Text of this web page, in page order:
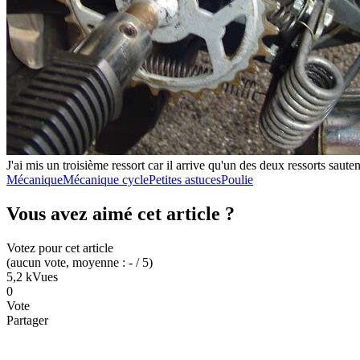
J'ai mis un troisième ressort car il arrive qu'un des deux ressorts
MécaniqueMécanique cyclePetites astucesPoulie
Vous avez aimé cet article ?
Votez pour cet article
(aucun vote, moyenne : - / 5)
5,2 kVues
0
Vote
Partager